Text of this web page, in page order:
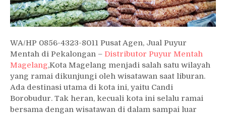
WA/HP 0856-4323-8011 Pusat Agen, Jual Puyur
Mentah di Pekalongan – Distributor Puyur Mentah
Magelang,Kota Magelang menjadi salah satu wilayah
yang ramai dikunjungi oleh wisatawan saat liburan.
Ada destinasi utama di kota ini, yaitu Candi
Borobudur. Tak heran, kecuali kota ini selalu ramai
bersama dengan wisatawan di dalam sampai luar